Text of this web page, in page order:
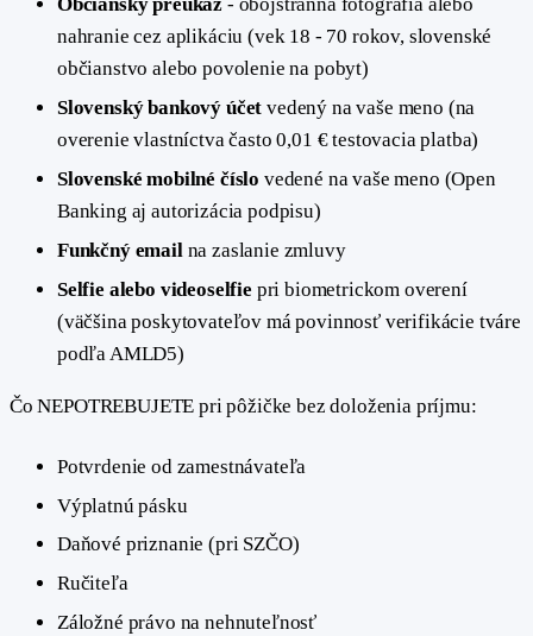
Občiansky preukaz - obojstranná fotografia alebo
nahranie cez aplikáciu (vek 18 - 70 rokov, slovenské
občianstvo alebo povolenie na pobyt)
Slovenský bankový účet vedený na vaše meno (na
overenie vlastníctva často 0,01 € testovacia platba)
Slovenské mobilné číslo vedené na vaše meno (Open
Banking aj autorizácia podpisu)
Funkčný emailna zaslanie zmluvy
Selfie alebo videoselfie pri biometrickom overení
(väčšina poskytovateľov má povinnosť verifikácie tváre
podľa AMLD5)
Čo NEPOTREBUJETE pri pôžičke bez doloženia príjmu:
Potvrdenie od zamestnávateľa
Výplatnú pásku
Daňové priznanie (pri SZČO)
Ručiteľa
Záložné právo na nehnuteľnosť